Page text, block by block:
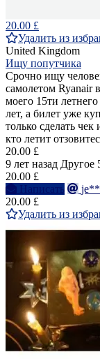
20.00 £
Удалить из
United Kingdom
Ищу попутчика
Срочно ищу
самолетом Ryanair
моего 15ти
лет, а билет уже
только сделать
кто летит
20.00 £
9 лет назад Другое
20.00 £
Написать
20.00 £
Удалить из